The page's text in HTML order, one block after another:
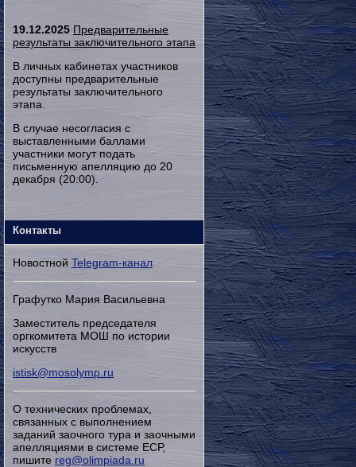
19.12.2025 Предварительные
результаты заключительного этапа
В личных кабинетах участников
доступны предварительные
результаты заключительного
этапа.
В случае несогласия с
выставленными баллами
участники могут подать
письменную апелляцию до 20
декабря (20:00).
Контакты
Новостной Telegram-канал
Графутко Мария Васильевна
Заместитель председателя
оргкомитета МОШ по истории
искусств
istisk@mosolymp.ru
О технических проблемах,
связанных с выполнением
заданий заочного тура и заочными
апелляциями в системе ЕСР,
пишите reg@olimpiada.ru